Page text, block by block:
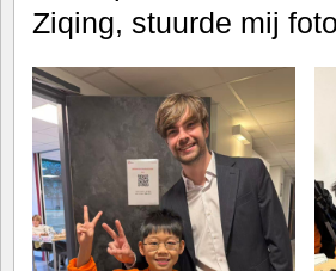
Ziqing, stuurde mij